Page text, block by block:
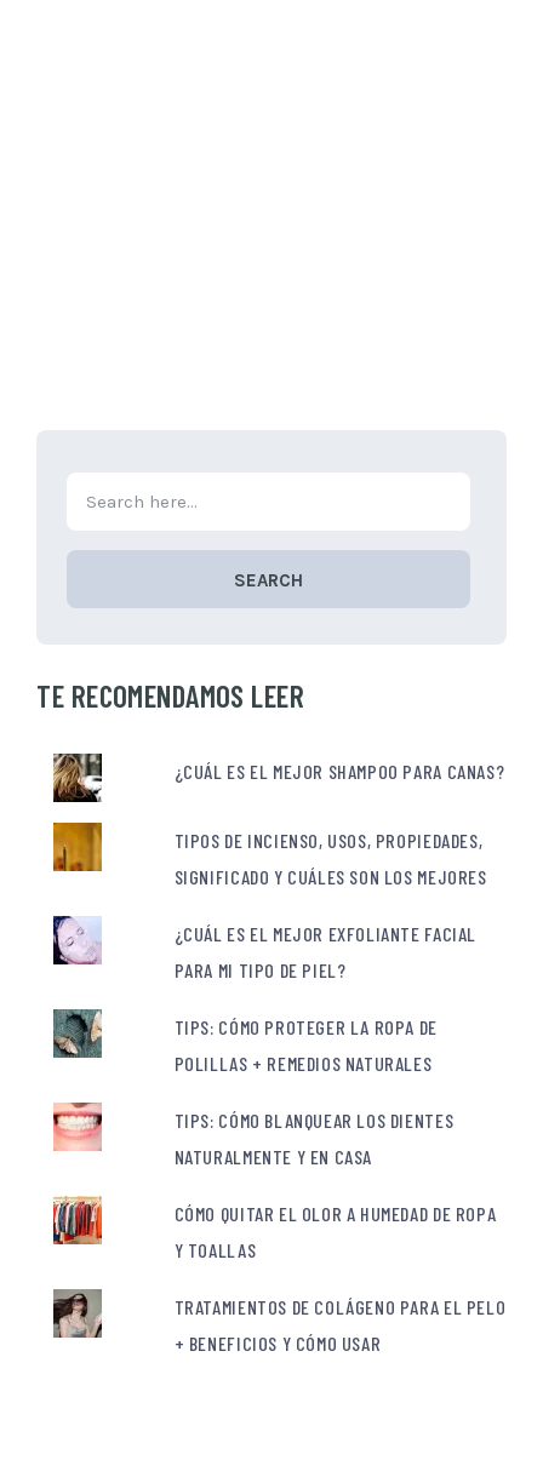
SEARCH
TE RECOMENDAMOS LEER
¿CUÁL ES EL MEJOR SHAMPOO PARA CANAS?
TIPOS DE INCIENSO, USOS, PROPIEDADES,
SIGNIFICADO Y CUÁLES SON LOS MEJORES
¿CUÁL ES EL MEJOR EXFOLIANTE FACIAL
PARA MI TIPO DE PIEL?
TIPS: CÓMO PROTEGER LA ROPA DE
POLILLAS + REMEDIOS NATURALES
TIPS: CÓMO BLANQUEAR LOS DIENTES
NATURALMENTE Y EN CASA
CÓMO QUITAR EL OLOR A HUMEDAD DE ROPA
Y TOALLAS
TRATAMIENTOS DE COLÁGENO PARA EL PELO
+ BENEFICIOS Y CÓMO USAR